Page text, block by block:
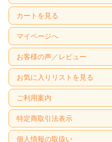
カートを見る
マイページへ
お客様の声／レビュー
お気に入りリストを見る
ご利用案内
特定商取引法表示
個人情報の取扱い